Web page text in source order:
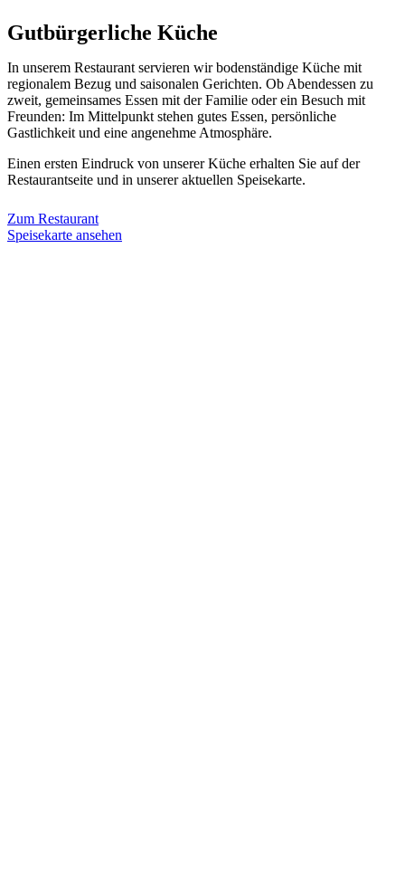
Gutbürgerliche Küche
In unserem Restaurant servieren wir bodenständige Küche mit
regionalem Bezug und saisonalen Gerichten. Ob Abendessen zu
zweit, gemeinsames Essen mit der Familie oder ein Besuch mit
Freunden: Im Mittelpunkt stehen gutes Essen, persönliche
Gastlichkeit und eine angenehme Atmosphäre.
Einen ersten Eindruck von unserer Küche erhalten Sie auf der
Restaurantseite und in unserer aktuellen Speisekarte.
Zum Restaurant
Speisekarte ansehen